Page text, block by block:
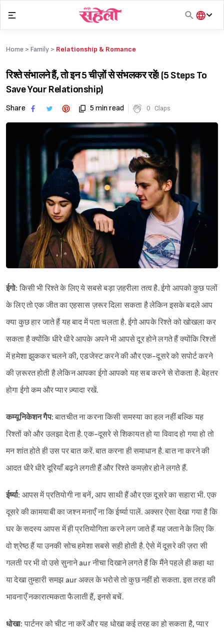
content
हिंदी
Home > Family > Relationship & Romance
रिश्ते संभालने हैं, तो इन 5 चीज़ों से संभलकर रहें! (5 Steps To
Save Your Relationship)
Share 5 min read 0 Claps
ईगो: किसी भी रिश्ते के लिए ये सबसे बड़ा ज़हरीला तत्व है. ईगो आपको कुछ पलों
के लिए तो एक जीत का एहसास ज़रूर दिला सकता है लेकिन इसके बदले आप
क्या कुछ हार जाते हैं यह बाद में पता चलता है. ईगो आपके रिश्ते को खोखला कर
सकता है क्योंकि धीरे धीरे आपके अपने भी आपसे दूर होने लगते हैं क्योंकि रिश्तों
में हमेशा झुककर चलने की, एडजेस्ट करने की और एक-दूसरे को सपोर्ट करने
की ज़रूरत होती है लेकिन आपका ईगो आपको यह सब करने से रोकता है. बेहतर
होगा ईगो कम और प्यार ज़्यादा रखें.
कम्यूनिकेशन गैप: बातचीत ना करना किसी समस्या का हल नहीं बल्कि यह
रिश्तों को और उलझा देता है. एक-दूसरे से शिकायत हो या विवाद हो गया हो तो
मन शांत होते ही उस पर बात करें. बात करना ही समाधान है. बात ना करने की
आदत धीरे धीरे दूरियाँ बढ़ने लगती हैं और रिश्ते कमज़ोर होने लगते हैं.
ईर्ष्या: आपस में प्रतियोगी ना बनें, आप साथी हैं और एक दूसरे का सहारा भी. एक
दूसरे की कामयाबी का जश्न मनाएँ ना कि ईर्ष्या पालें. अक्सर ऐसा देखा गया है कि
घर के सदस्य आपस में ही प्रतियोगिता करने लग जाते हैं यह जताने के लिए कि
वो श्रेष्ठ हैं या उनकी सोच हमेशा सबसे सही होती है. ऐसे में दूसरे की ज़रा सी
गलती पर भी वो उसे सुनाने aur नीचा दिखाने लगते हैं कि मैंने पहले ही कहा था
या देखा तुम्हारी समझ aur अक्ल के भरोसे तो कुछ नहीं हो सकता. इस तरह की
भावनाएँ नकारात्मकता फैलाती हैं, इनसे बचें.
धोखा: पार्टनर को चीट ना करें और यह धोखा कई तरह का हो सकता है, प्यार